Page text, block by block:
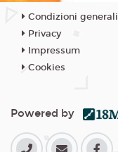
Condizioni generali
Privacy
Impressum
Cookies
Powered by